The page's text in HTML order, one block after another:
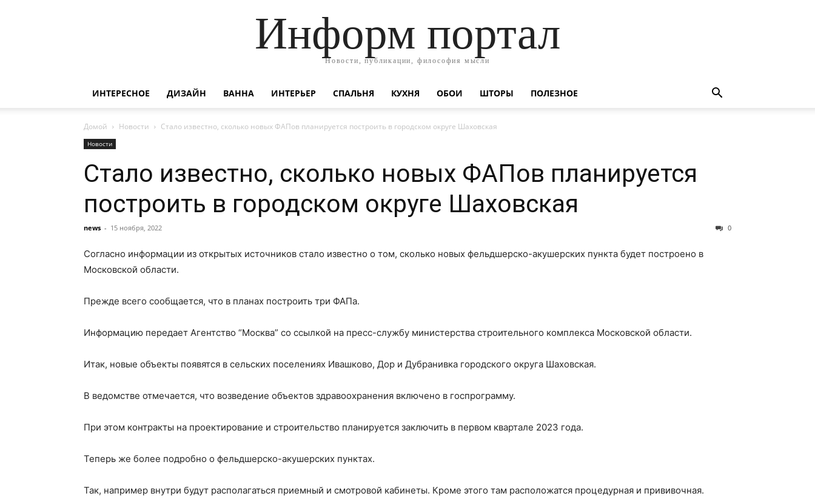
Информ портал
Новости, публикации, философия мысли
ИНТЕРЕСНОЕ ДИЗАЙН ВАННА ИНТЕРЬЕР СПАЛЬНЯ КУХНЯ ОБОИ ШТОРЫ ПОЛЕЗНОЕ
Домой Новости Стало известно, сколько новых ФАПов планируется построить в городском округе Шаховская
Новости
Стало известно, сколько новых ФАПов планируется
построить в городском округе Шаховская
news - 15 ноября, 2022 0
Согласно информации из открытых источников стало известно о том, сколько новых фельдшерско-акушерских пункта будет построено в
Московской области.
Прежде всего сообщается, что в планах построить три ФАПа.
Информацию передает Агентство “Москва” со ссылкой на пресс-службу министерства строительного комплекса Московской области.
Итак, новые объекты появятся в сельских поселениях Ивашково, Дор и Дубранивка городского округа Шаховская.
В ведомстве отмечается, что возведение объектов здравоохранения включено в госпрограмму.
При этом контракты на проектирование и строительство планируется заключить в первом квартале 2023 года.
Теперь же более подробно о фельдшерско-акушерских пунктах.
Так, например внутри будут располагаться приемный и смотровой кабинеты. Кроме этого там расположатся процедурная и прививочная.